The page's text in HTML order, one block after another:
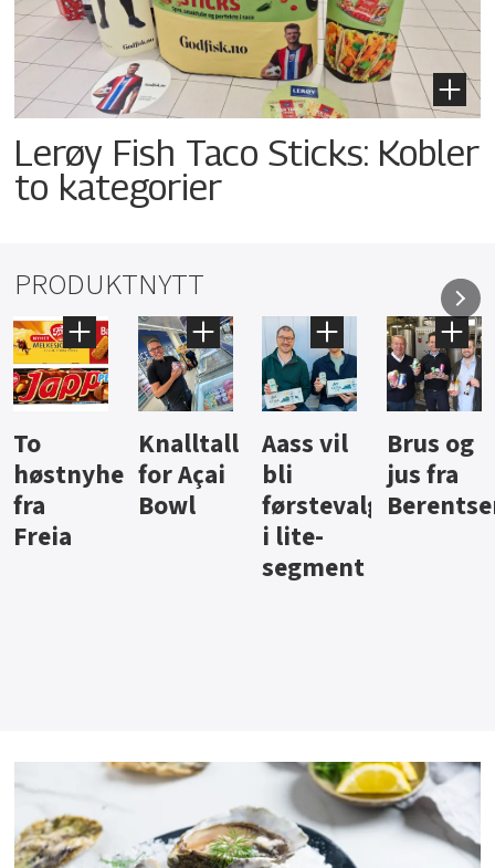
Lerøy Fish Taco Sticks: Kobler
to kategorier
PRODUKTNYTT
Knalltall
for Açai
Bowl
Aass vil
bli
førstevalg
Brus og
jus fra
Berentsen
Hard
iste fra
Hansa